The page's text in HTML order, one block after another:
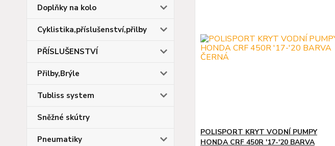
Doplňky na kolo
Cyklistika,příslušenství,přilby
PŘÍSLUŠENSTVÍ
Přilby,Brýle
Tubliss system
Sněžné skútry
Pneumatiky
POLISPORT KRYT VODNÍ PUMPY
HONDA CRF 450R '17-'20 BARVA